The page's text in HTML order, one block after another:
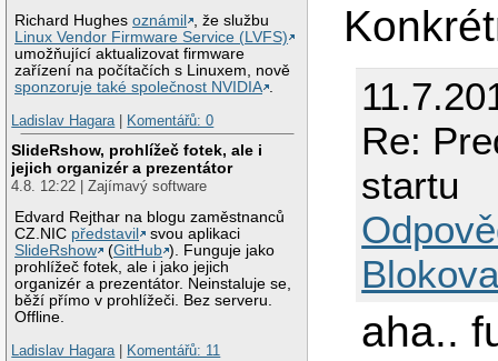
Richard Hughesoznámil
, že službu
Linux Vendor Firmware Service (LVFS)
umožňující aktualizovat firmware
zařízení na počítačích s Linuxem, nově
sponzoruje také společnost NVIDIA .
Ladislav Hagara| Komentářů: 0
SlideRshow, prohlížeč fotek, ale i
jejich organizér a prezentátor
4.8. 12:22 | Zajímavý software
Edvard Rejthar na blogu zaměstnanců
CZ.NIC představil
svou aplikaci
SlideRshow
(GitHub ). Funguje jako
prohlížeč fotek, ale i jako jejich
organizér a prezentátor. Neinstaluje se,
běží přímo v prohlížeči. Bez serveru.
Offline.
Ladislav Hagara| Komentářů: 11
Re:
startu
aha..